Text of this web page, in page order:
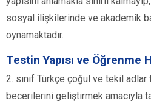
sosyal ilişkilerinde ve akademik
oynamaktadır.
Testin Yapısı ve Öğrenme
2. sınıf Türkçe çoğul ve tekil
becerilerini geliştirmek amacıyla